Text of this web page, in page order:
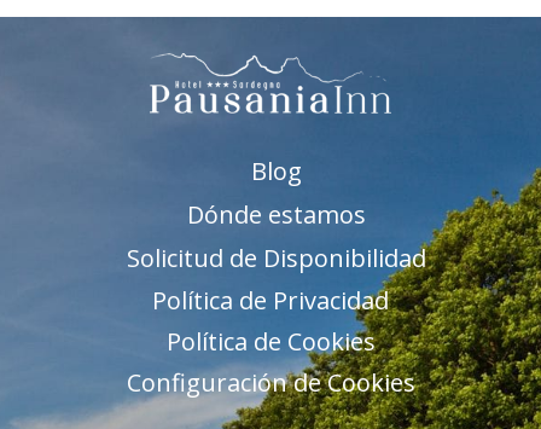
Blog
Dónde estamos
Solicitud de Disponibilidad
Política de Privacidad
Política de Cookies
Configuración de Cookies